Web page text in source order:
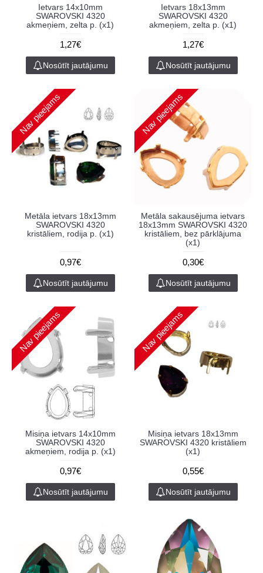
Ietvars 14x10mm
SWAROVSKI 4320
akmeņiem, zelta p. (x1)
1,27€
Nosūtīt jautājumu
Ietvars 18x13mm
SWAROVSKI 4320
akmeņiem, zelta p. (x1)
1,27€
Nosūtīt jautājumu
Nav pieejams
Metāla ietvars 18x13mm
SWAROVSKI 4320
kristāliem, rodija p. (x1)
0,97€
Nosūtīt jautājumu
Nav pieejams
Metāla sakausējuma ietvars
18x13mm SWAROVSKI 4320
kristāliem, bez pārklājuma
(x1)
0,30€
Nosūtīt jautājumu
Nav pieejams
Misiņa ietvars 14x10mm
SWAROVSKI 4320
akmeņiem, rodija p. (x1)
0,97€
Nosūtīt jautājumu
Nav pieejams
Misiņa ietvars 18x13mm
SWAROVSKI 4320 kristāliem
(x1)
0,55€
Nosūtīt jautājumu